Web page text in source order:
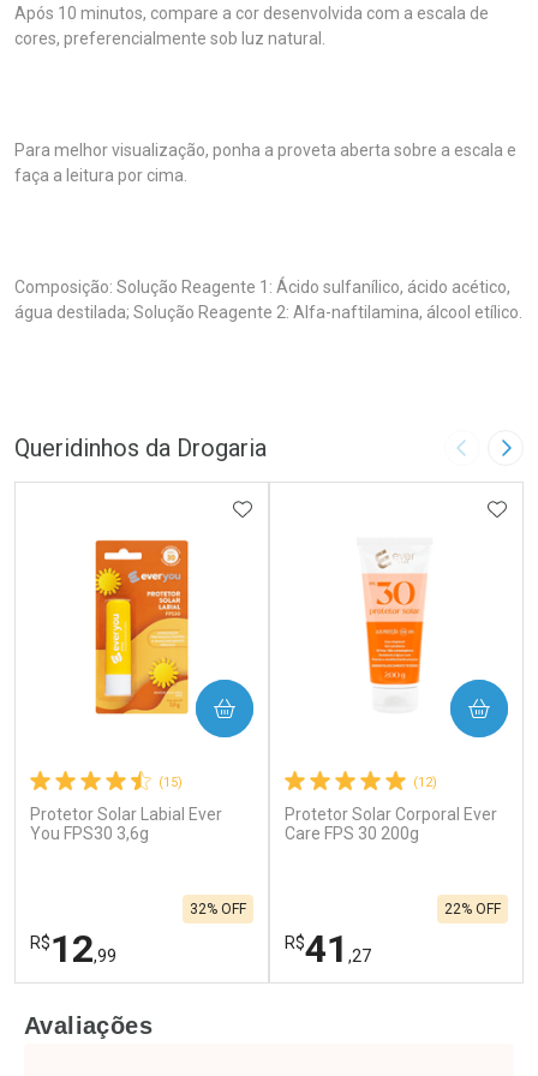
Após 10 minutos, compare a cor desenvolvida com a escala de
cores, preferencialmente sob luz natural.
Para melhor visualização, ponha a proveta aberta sobre a escala e
faça a leitura por cima.
Composição: Solução Reagente 1: Ácido sulfanílico, ácido acético,
água destilada; Solução Reagente 2: Alfa-naftilamina, álcool etílico.
Queridinhos da Drogaria Imagem
(15)
Protetor Solar Labial Ever
You FPS30 3,6g
R$12,99
32% OFF
ADICIONAR AOS FAVORITOS
COMPRAR
(12)
Protetor Solar Corporal Ever
Care FPS 30 200g
R$41 ,27
22% OFF
COMPRAR
Avaliações